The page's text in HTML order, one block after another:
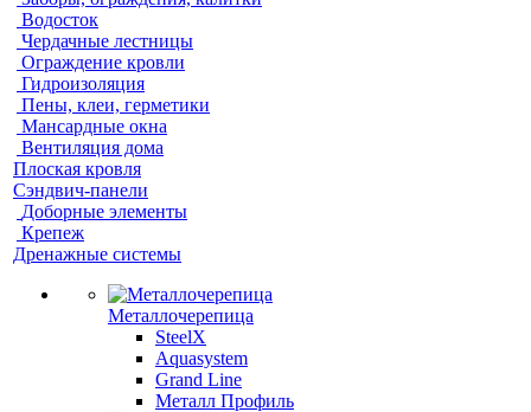
Водосток
Чердачные лестницы
Ограждение кровли
Гидроизоляция
Пены, клеи, герметики
Мансардные окна
Вентиляция дома
Плоская кровля
Сэндвич-панели
Доборные элементы
Крепеж
Дренажные системы
Металлочерепица
SteelX
Aquasystem
Grand Line
Металл Профиль